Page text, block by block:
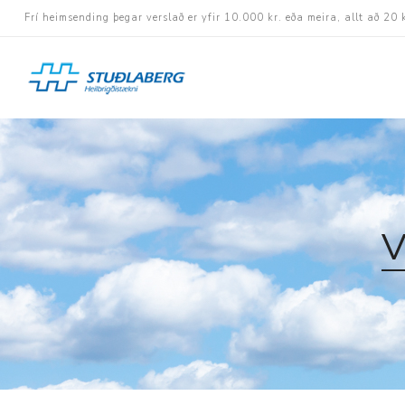
Frí heimsending þegar verslað er yfir 10.000 kr. eða meira, allt að 20
Hjólastólar
Aukabúnaður
Aflbúnaður og
Fastramma hjólastólar
Rafknúnir hjólastólar
Rafskutlur
Krossramma